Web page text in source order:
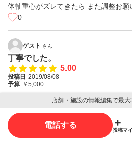
体軸重心がズレてきたら また調整お願
0
ゲスト さん
丁寧でした。
5.00
投稿日 2019/08/08
予算 ￥5,000
身体全体に痛みが有り、いろいろと探
なれませんでした。以前からお店の前
はありましたので、すがる気持ちで訪
始めに症状をお話ししてから身体を見
店舗・施設の情報編集で最
電話する
投稿マ